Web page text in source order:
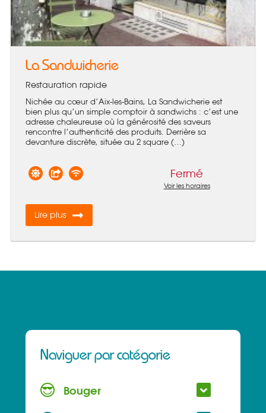
La Sandwicherie
Restauration rapide
Nichée au cœur d’Aix-les-Bains, La Sandwicherie est
bien plus qu’un simple comptoir à sandwichs : c’est une
adresse chaleureuse où la générosité des saveurs
rencontre l’authenticité des produits. Derrière sa
devanture discrète, située au 2 square (…)
Fermé
Voir les horaires
Lire plus
Naviguer par catégorie
Bouger